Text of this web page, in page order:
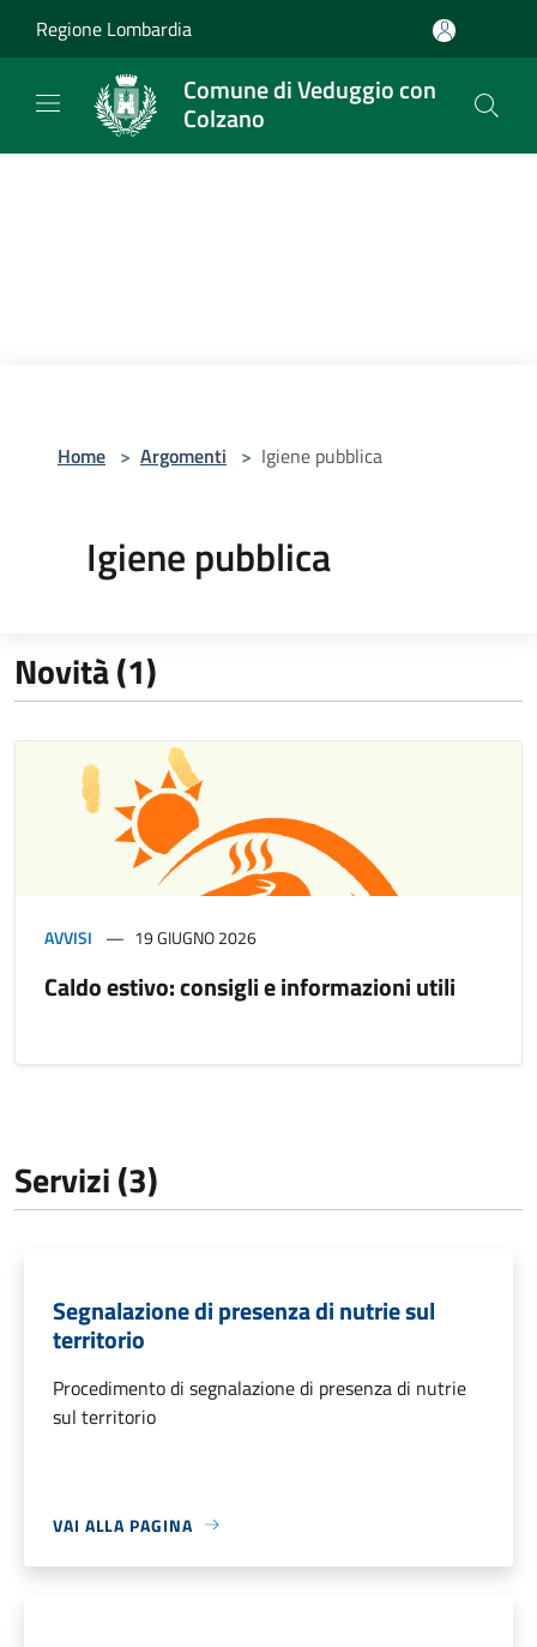
Regione Lombardia
Comune di Veduggio con
Colzano
Home > Argomenti > Igiene pubblica
Igiene pubblica
Novità (1)
AVVISI 19 GIUGNO 2026
Caldo estivo: consigli e informazioni utili
Servizi (3)
Segnalazione di presenza di nutrie sul
territorio
Procedimento di segnalazione di presenza di nutrie
sul territorio
VAI ALLA PAGINA